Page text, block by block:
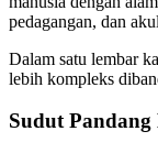
pedagangan, dan
Dalam satu lembar
lebih kompleks
Sudut